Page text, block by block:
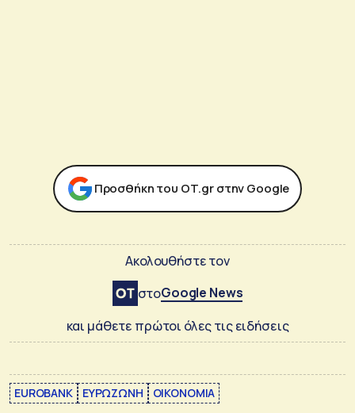
Προσθήκη του ΟΤ.gr στην Google
Ακολουθήστε τον
στοGoogle News
και μάθετε πρώτοι όλες τις ειδήσεις
EUROBANK ΕΥΡΩΖΩΝΗ ΟΙΚΟΝΟΜΙΑ